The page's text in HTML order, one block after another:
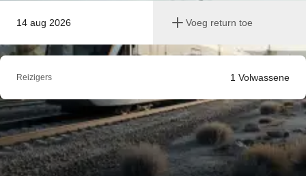
14 aug 2026 Voeg return toe
Reizigers 1 Volwassene